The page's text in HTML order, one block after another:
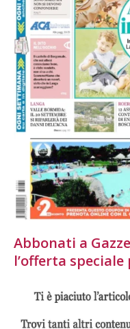
Abbonati a
l’offerta speciale